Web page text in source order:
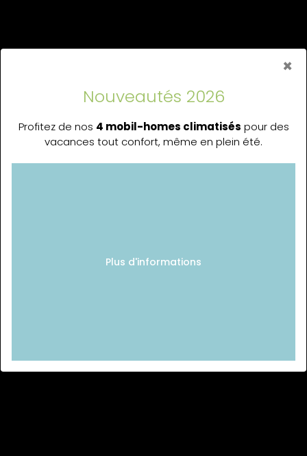
×
Nouveautés 2026
Profitez de nos 4 mobil-homes climatisés pour des
vacances tout confort, même en plein été.
Plus d'informations